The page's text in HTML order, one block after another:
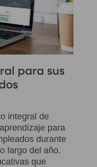
para sus
integral de
para
durante
largo del año.
que